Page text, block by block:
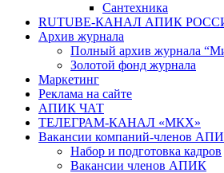
Сантехника
RUTUBE-КАНАЛ АПИК
Архив журнала
Полный архив журнала
Золотой фонд журнала
Маркетинг
Реклама на сайте
АПИК ЧАТ
ТЕЛЕГРАМ-КАНАЛ «МКХ»
Вакансии компаний-членов
Набор и подготовка кадров
Вакансии членов АПИК